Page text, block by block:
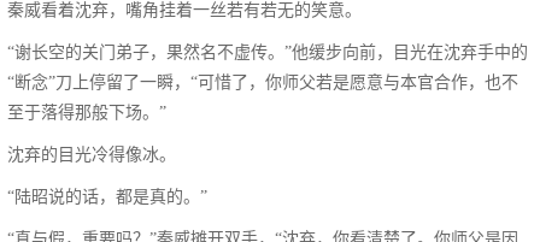
秦威看着沈弃，嘴角挂着一丝若有若无的笑意。
“谢长空的关门弟子，果然名不虚传。”他缓步向前，目光在沈弃手中的
“断念”刀上停留了一瞬，“可惜了，你师父若是愿意与本官合作，也不
至于落得那般下场。”
沈弃的目光冷得像冰。
“陆昭说的话，都是真的。”